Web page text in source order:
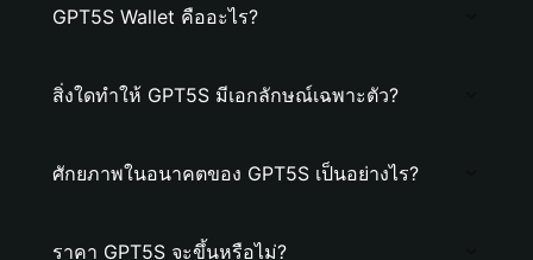
GPT5S Wallet คืออะไร?
สิ่งใดทำให้ GPT5S มีเอกลักษณ์เฉพาะตัว?
ศักยภาพในอนาคตของ GPT5S เป็นอย่างไร?
ราคา GPT5S จะขึ้นหรือไม่?